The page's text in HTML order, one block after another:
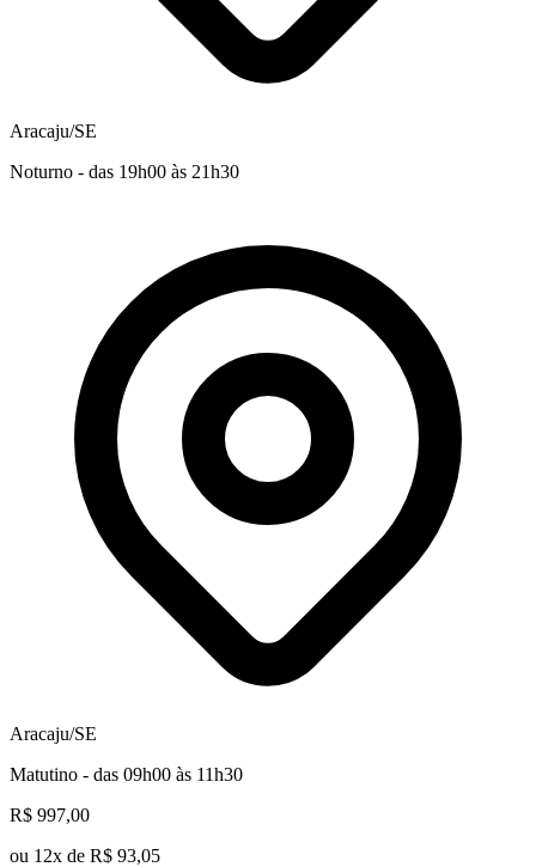
Aracaju/SE
Noturno - das 19h00 às 21h30
Aracaju/SE
Matutino - das 09h00 às 11h30
R$ 997,00
ou 12x de R$ 93,05